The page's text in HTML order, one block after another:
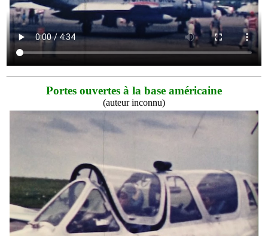
Portes ouvertes à la base américaine
(auteur inconnu)